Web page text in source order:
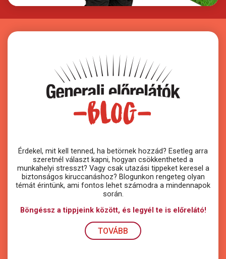
Érdekel, mit kell tenned, ha betörnek hozzád? Esetleg arra
szeretnél választ kapni, hogyan csökkentheted a
munkahelyi stresszt? Vagy csak utazási tippeket keresel a
biztonságos kiruccanáshoz? Blogunkon rengeteg olyan
témát érintünk, ami fontos lehet számodra a mindennapok
során.
Böngéssz a tippjeink között, és legyél te is előrelátó!
TOVÁBB